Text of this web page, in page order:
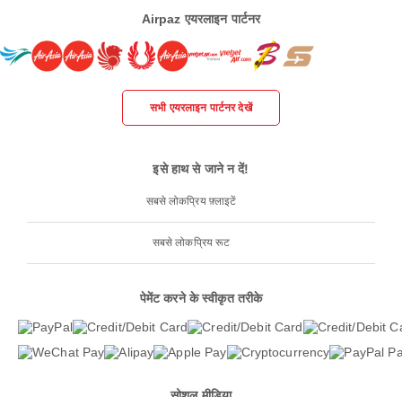
Airpaz एयरलाइन पार्टनर
सभी एयरलाइन पार्टनर देखें
इसे हाथ से जाने न दें!
सबसे लोकप्रिय फ़्लाइटें
सबसे लोकप्रिय रूट
पेमेंट करने के स्वीकृत तरीके